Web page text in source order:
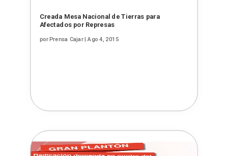
Creada Mesa Nacional de Tierras para
Afectados por Represas
porPrensa Cajar| Ago 4, 2015